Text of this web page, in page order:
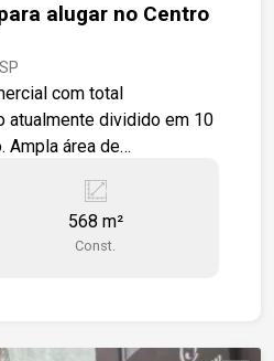
alugar no Centro
com total
atualmente dividido em 10
Ampla área de
saber
uma visita?
568 m²
Const.